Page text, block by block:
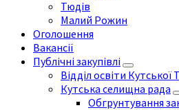
Тюдів
Малий Рожин
Оголошення
Вакансії
Публічні закупівлі
Відділ освіти Кутської
Кутська селищна рада
Обгрунтування